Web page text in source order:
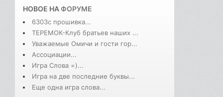
НОВОЕ НАФОРУМЕ
6303с прошивка...
ТЕРЕМОК-Клуб братьев наших ...
Уважаемые Омичи и гости гор...
Ассоциации...
Игра Слова =)...
Игра на две последние буквы...
Еще одна игра слова...